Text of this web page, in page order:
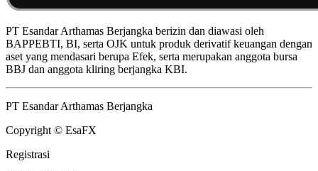
PT Esandar Arthamas Berjangka berizin dan diawasi oleh
BAPPEBTI, BI, serta OJK untuk produk derivatif keuangan dengan
aset yang mendasari berupa Efek, serta merupakan anggota bursa
BBJ dan anggota kliring berjangka KBI.
PT Esandar Arthamas Berjangka
Copyright © EsaFX
Registrasi